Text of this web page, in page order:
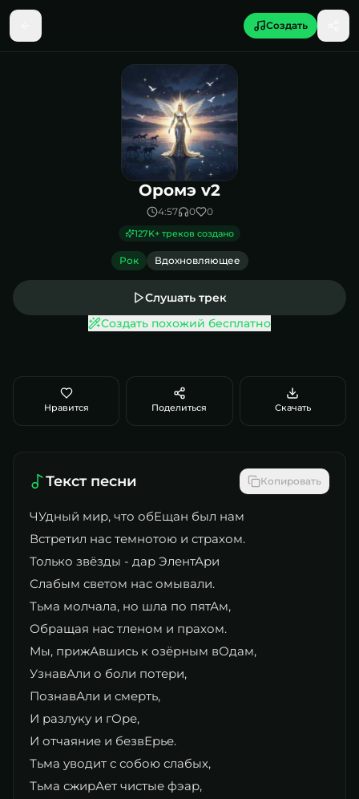
Песня Оромэ v2
Создать
Оромэ v2
4:57 0 0
127K+ треков создано
Рок Вдохновляющее
Слушать трек
Создать похожий бесплатно
Нравится Поделиться Скачать
Текст песни Копировать
ЧУдный мир, что обЕщан был нам
Встретил нас темнотою и страхом.
Только звёзды - дар ЭлентАри
Слабым светом нас омывали.
Тьма молчала, но шла по пятАм,
Обращая нас тленом и прахом.
Мы, прижАвшись к озёрным вОдам,
УзнавАли о боли потери,
ПознавАли и смерть,
И разлуку и гОре,
И отчаяние и безвЕрье.
Тьма уводит с собою слабых,
Тьма сжирАет чистые фэар,